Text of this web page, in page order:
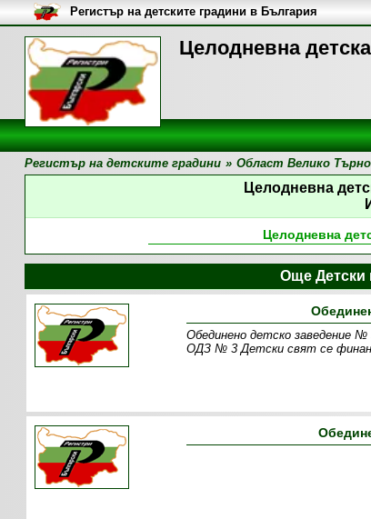
Целодневна
Регистър на детските градини в България
Регистър на детските градини » Област Велико
Целодневна
Целодневна
Още Детски
Обединено детско заведение №
ОДЗ № 3 Детски свят се